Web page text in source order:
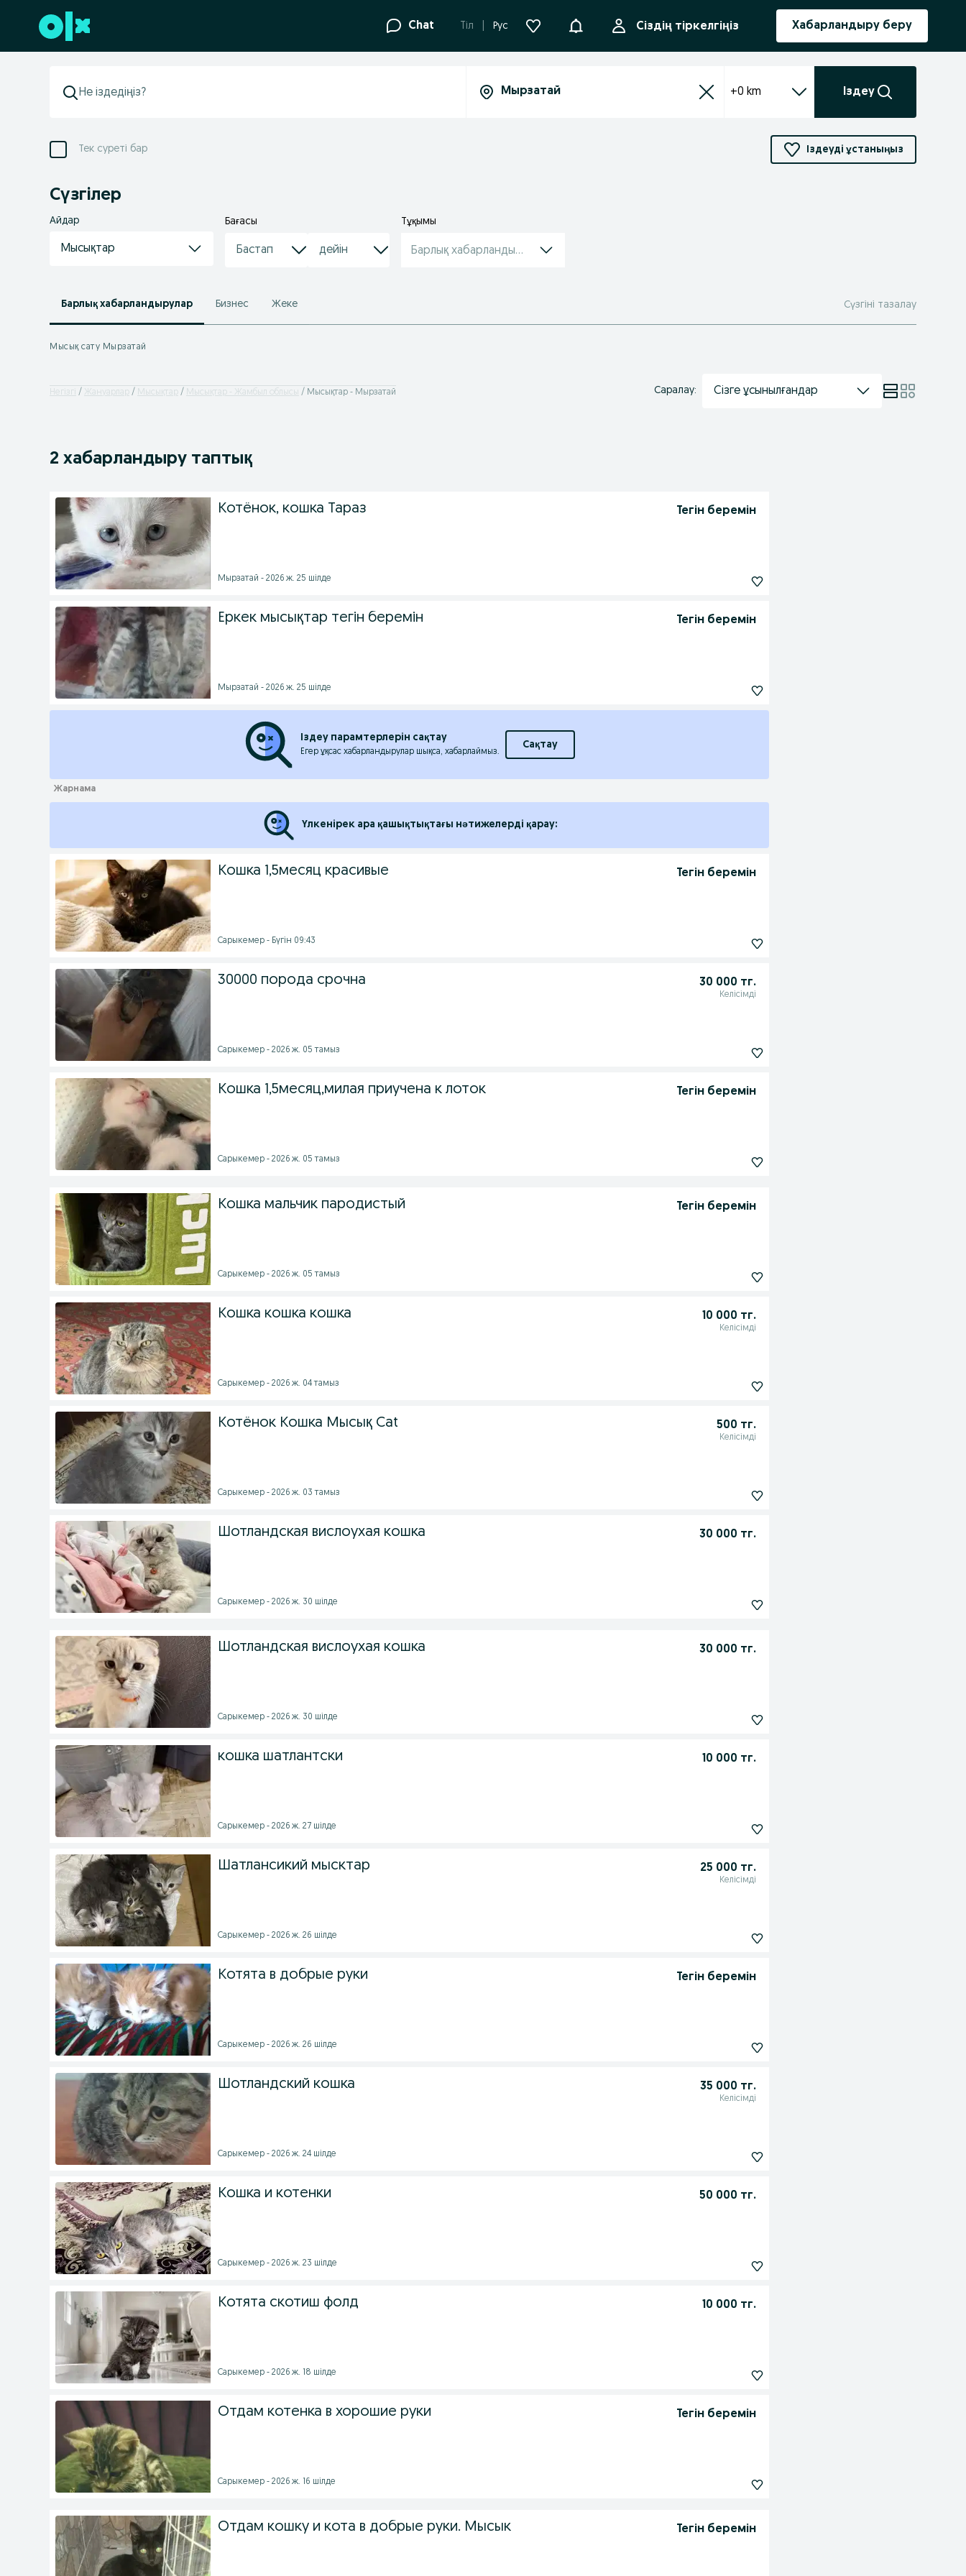
Төменгі деректемеге өту Chat Tіл Рус АқпараттандыруСіздің тіркелгіңіз Хабарландыру беру
+0 km Іздеу
Тек суреті бар Іздеуді ұстаныңыз
Сүзгілер
Айдар
Мысықтар
Бағасы Тұқымы
Барлық хабарландырулар
Барлық хабарландырулар Бизнес Жеке Сүзгіні тазалау
Мысық сату Мырзатай
Негізгі Жануарлар Мысықтар Мысықтар - Жамбыл облысы Мысықтар - Мырзатай Саралау: Сізге ұсынылғандар
2 хабарландыру таптық
Котёнок, кошка Тараз Тегін беремін
Мырзатай - 2026 ж. 25 шілде
Еркек мысықтар тегін беремін Тегін беремін
Мырзатай - 2026 ж. 25 шілде
Іздеу парамтерлерін сақтау
Егер ұқсас хабарландырулар шықса, хабарлаймыз.
Сақтау
Үлкенірек ара қашықтықтағы нәтижелерді қарау:
Кошка 1,5месяц красивые Тегін беремін
Сарыкемер - Бүгін 09:43
30000 порода срочна 30 000 тг.
Келісімді
Сарыкемер - 2026 ж. 05 тамыз
Кошка 1,5месяц,милая приучена к лоток Тегін беремін
Сарыкемер - 2026 ж. 05 тамыз
Кошка мальчик пародистый Тегін беремін
Сарыкемер - 2026 ж. 05 тамыз
Кошка кошка кошка 10 000 тг.
Келісімді
Сарыкемер - 2026 ж. 04 тамыз
Котёнок Кошка Мысық Cat 500 тг.
Келісімді
Сарыкемер - 2026 ж. 03 тамыз
Шотландская вислоухая кошка 30 000 тг.
Сарыкемер - 2026 ж. 30 шілде
Шотландская вислоухая кошка 30 000 тг.
Сарыкемер - 2026 ж. 30 шілде
кошка шатлантски 10 000 тг.
Сарыкемер - 2026 ж. 27 шілде
Шатлансикий мысктар 25 000 тг.
Келісімді
Сарыкемер - 2026 ж. 26 шілде
Котята в добрые руки Тегін беремін
Сарыкемер - 2026 ж. 26 шілде
Шотландский кошка 35 000 тг.
Келісімді
Сарыкемер - 2026 ж. 24 шілде
Кошка и котенки 50 000 тг.
Сарыкемер - 2026 ж. 23 шілде
Котята скотиш фолд 10 000 тг.
Сарыкемер - 2026 ж. 18 шілде
Отдам котенка в хорошие руки Тегін беремін
Сарыкемер - 2026 ж. 16 шілде
Отдам кошку и кота в добрые руки. Мысык Тегін беремін